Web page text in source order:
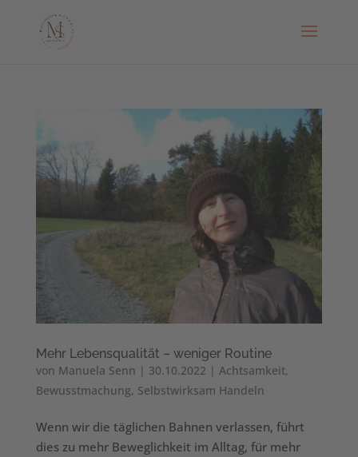
Mehr Lebensqualität – weniger Routine
von Manuela Senn | 30.10.2022 | Achtsamkeit,
Bewusstmachung, Selbstwirksam Handeln
Wenn wir die täglichen Bahnen verlassen, führt
dies zu mehr Beweglichkeit im Alltag, für mehr